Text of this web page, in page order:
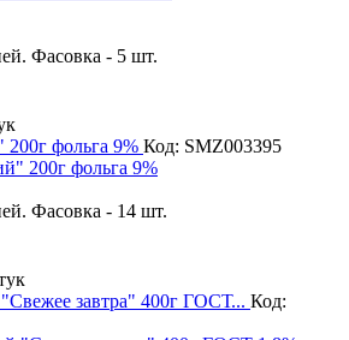
Фасовка - 5 шт.
200г фольга 9% Код: SMZ003395
Фасовка - 14 шт.
завтра" 400г ГОСТ... Код: